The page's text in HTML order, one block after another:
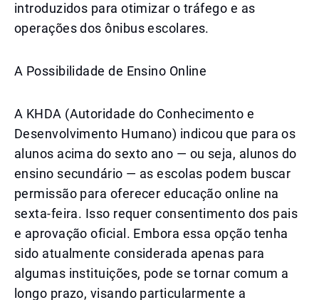
introduzidos para otimizar o tráfego e as
operações dos ônibus escolares.
A Possibilidade de Ensino Online
A KHDA (Autoridade do Conhecimento e
Desenvolvimento Humano) indicou que para os
alunos acima do sexto ano — ou seja, alunos do
ensino secundário — as escolas podem buscar
permissão para oferecer educação online na
sexta-feira. Isso requer consentimento dos pais
e aprovação oficial. Embora essa opção tenha
sido atualmente considerada apenas para
algumas instituições, pode se tornar comum a
longo prazo, visando particularmente a